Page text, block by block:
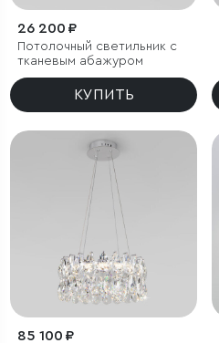
26 200 ₽
Потолочный светильник с
тканевым абажуром
КУПИТЬ
85 100 ₽